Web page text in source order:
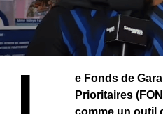
« Classée 99ème sur 180
se réjouir d’avoir gagné 06
2021 au 99e rang en
L’ICHA est un forum
de la lutte contre la
e Fonds de
Prioritaires
comme un outil